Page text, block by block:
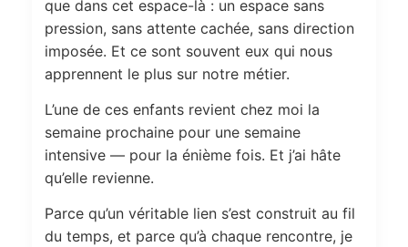
que dans cet espace-là : un espace sans
pression, sans attente cachée, sans direction
imposée. Et ce sont souvent eux qui nous
apprennent le plus sur notre métier.
L’une de ces enfants revient chez moi la
semaine prochaine pour une semaine
intensive — pour la énième fois. Et j’ai hâte
qu’elle revienne.
Parce qu’un véritable lien s’est construit au fil
du temps, et parce qu’à chaque rencontre, je